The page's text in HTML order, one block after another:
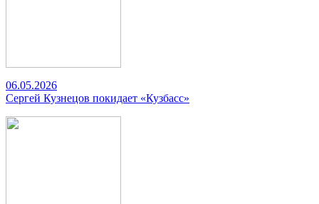
06.05.2026
Сергей Кузнецов покидает «Кузбасс»